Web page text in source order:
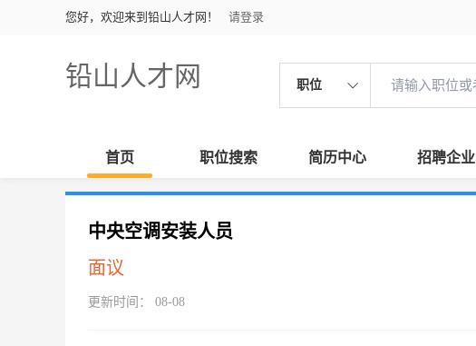
您好，欢迎来到铅山人才网！ 请登录
铅山人才网 职位
首页 职位搜索 简历中心 招聘企业
中央空调安装人员
面议
更新时间： 08-08